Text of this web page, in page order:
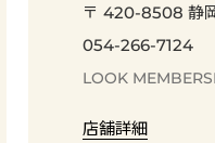
〒 420-8508 静
054-266-7124
LOOK
店舗詳細